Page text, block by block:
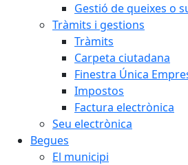
Gestió de queixes o
Tràmits i gestions
Tràmits
Carpeta ciutadana
Finestra Única
Impostos
Factura electrònica
Seu electrònica
Begues
El municipi